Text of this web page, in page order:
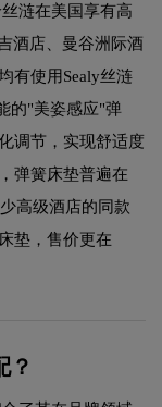
涟在美国享有高
酒店、曼谷洲际酒
有使用Sealy丝涟
的"美姿感应"弹
调节，实现舒适度
弹簧床垫普遍在
高级酒店的同款
垫，售价更在
？